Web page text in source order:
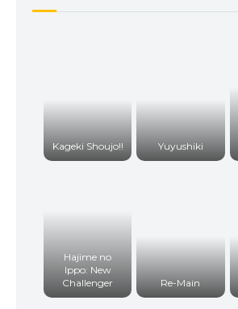
Kageki Shoujo!! Yuyushiki
Hajime no
Ippo: New
Challenger
Re-Main